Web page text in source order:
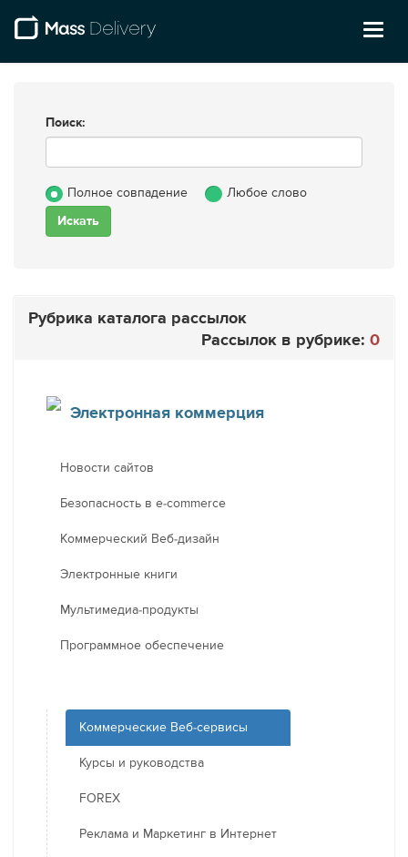
Поиск:
Полное совпадение Любое слово
Рубрика каталога рассылок
Рассылок в рубрике: 0
Электронная коммерция
Новости сайтов
Безопасность в e-commerce
Коммерческий Веб-дизайн
Электронные книги
Мультимедиа-продукты
Программное обеспечение
Коммерческие Веб-сервисы
Курсы и руководства
FOREX
Реклама и Маркетинг в Интернет